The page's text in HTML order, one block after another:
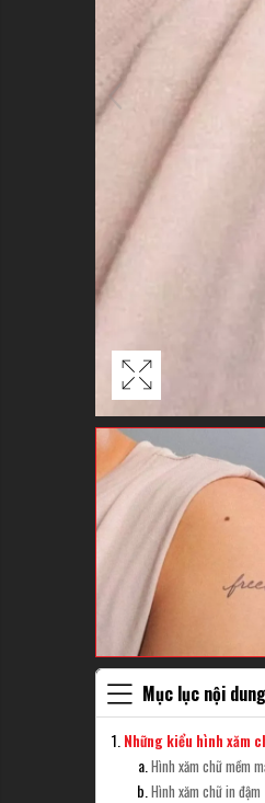
Mục lục nội dung
Những kiểu hình xăm
Hình xăm chữ mềm
Hình xăm chữ in đậm